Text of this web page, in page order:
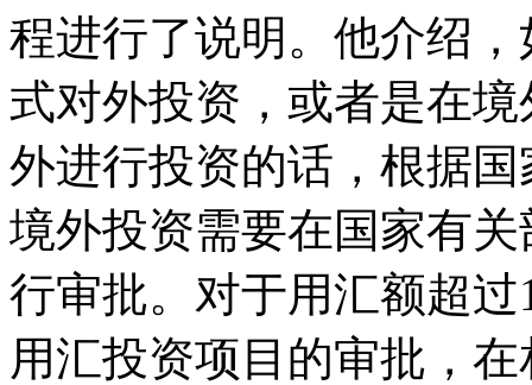
程进行了说明。他介绍
式对外投资，或者是在
外进行投资的话，根据
境外投资需要在国家有
行审批。对于用汇额超
用汇投资项目的审批，